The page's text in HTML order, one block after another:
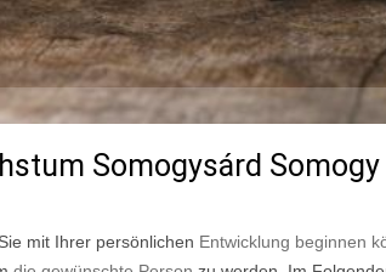
Somogysárd
mit Ihrer persönlichen Entwicklung beginnen